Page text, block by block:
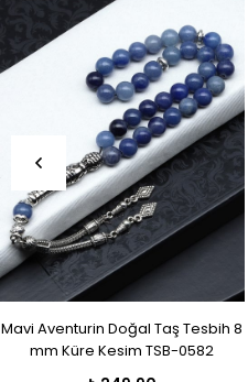
Mavi Aventurin Doğal Taş Tesbih 8
mm Küre Kesim TSB-0582